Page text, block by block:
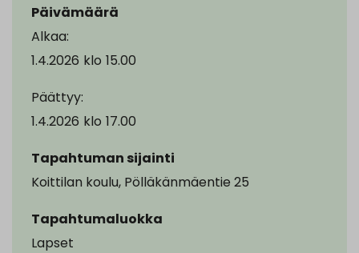
Päivämäärä
Alkaa:
1.4.2026 klo 15.00
Päättyy:
1.4.2026 klo 17.00
Tapahtuman sijainti
Koittilan koulu, Pölläkänmäentie 25
Tapahtumaluokka
Lapset